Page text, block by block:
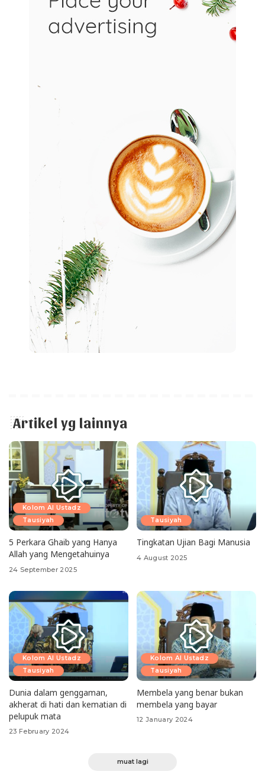
Artikel yg lainnya
Kolom Al Ustadz
Tausiyah
5 Perkara Ghaib yang Hanya
Allah yang Mengetahuinya
24 September 2025
Tausiyah
Tingkatan Ujian Bagi Manusia
4 August 2025
Kolom Al Ustadz
Tausiyah
Dunia dalam genggaman,
akherat di hati dan kematian di
pelupuk mata
23 February 2024
Kolom Al Ustadz
Tausiyah
Membela yang benar bukan
membela yang bayar
12 January 2024
muat lagi